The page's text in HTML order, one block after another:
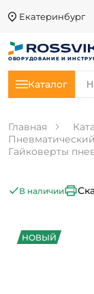
Екатеринбург
ОБОРУДОВАНИЕ И
Каталог
Главная
Гайковерты
НОВЫЙ
В наличии